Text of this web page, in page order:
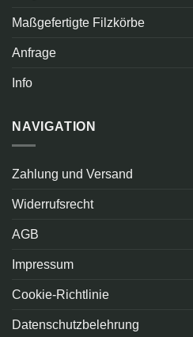
Maßgefertigte Filzkörbe
Anfrage
Info
NAVIGATION
Zahlung und Versand
Widerrufsrecht
AGB
Impressum
Cookie-Richtlinie
Datenschutzbelehrung